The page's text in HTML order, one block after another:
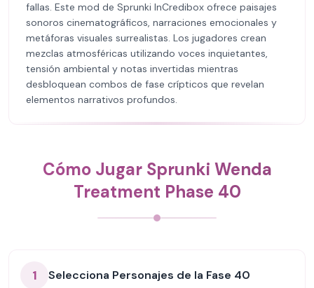
fallas. Este mod de Sprunki InCredibox ofrece paisajes
sonoros cinematográficos, narraciones emocionales y
metáforas visuales surrealistas. Los jugadores crean
mezclas atmosféricas utilizando voces inquietantes,
tensión ambiental y notas invertidas mientras
desbloquean combos de fase crípticos que revelan
elementos narrativos profundos.
Cómo Jugar Sprunki Wenda
Treatment Phase 40
1 Selecciona Personajes de la Fase 40